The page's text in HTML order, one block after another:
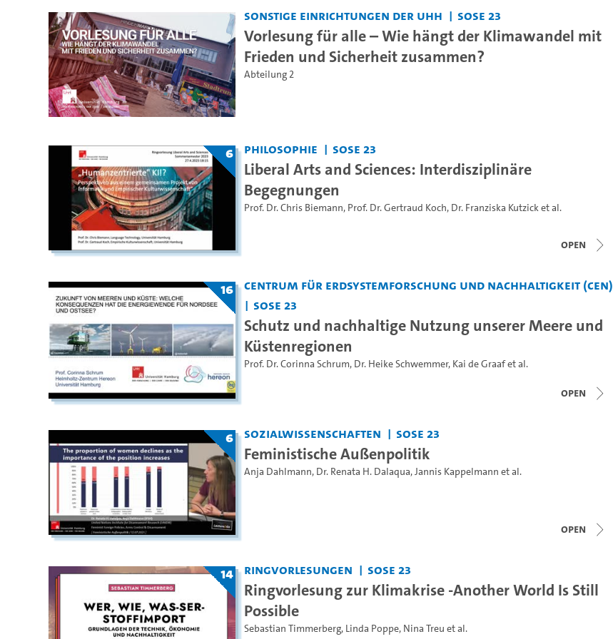
Sonstige Einrichtungen der UHH SoSe 23
Vorlesung für alle – Wie hängt der Klimawandel mit
Frieden und Sicherheit zusammen?
Abteilung 2
6 Philosophie SoSe 23
Liberal Arts and Sciences: Interdisziplinäre
Begegnungen
Prof. Dr. Chris Biemann, Prof. Dr. Gertraud Koch, Dr. Franziska Kutzicket al.
open
16
Centrum für Erdsystemforschung und Nachhaltigkeit (CEN)
SoSe 23
Schutz und nachhaltige Nutzung unserer Meere und
Küstenregionen
Prof. Dr. Corinna Schrum, Dr. Heike Schwemmer, Kai de Graafet al.
open
6 Sozialwissenschaften SoSe 23
Feministische Außenpolitik
Anja Dahlmann, Dr. Renata H. Dalaqua,Jannis Kappelmann et al.
open
14 Ringvorlesungen SoSe 23
Ringvorlesung zur Klimakrise -Another World Is Still
Possible
Sebastian Timmerberg, Linda Poppe, Nina Treu et al.